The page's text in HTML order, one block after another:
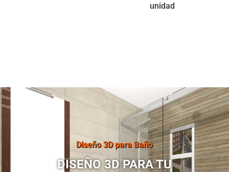
unidad
Diseño 3D para Baño
DISEÑO 3D PARA TU